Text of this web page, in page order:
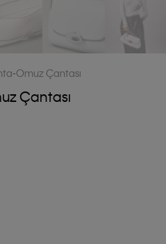
Omuz Çantası
Çantası